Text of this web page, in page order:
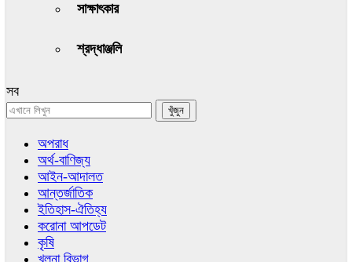
সাক্ষাৎকার
শ্রদ্ধাঞ্জলি
সব
অপরাধ
অর্থ-বাণিজ্য
আইন-আদালত
আন্তর্জাতিক
ইতিহাস-ঐতিহ্য
করোনা আপডেট
কৃষি
খুলনা বিভাগ